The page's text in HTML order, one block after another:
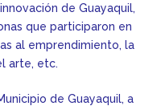
de Guayaquil,
que participaron en
al emprendimiento, la
arte, etc.
de Guayaquil, a